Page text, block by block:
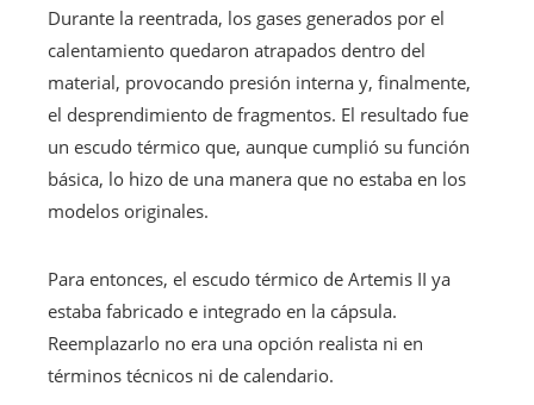
Durante la reentrada, los gases generados por el
calentamiento quedaron atrapados dentro del
material, provocando presión interna y, finalmente,
el desprendimiento de fragmentos. El resultado fue
un escudo térmico que, aunque cumplió su función
básica, lo hizo de una manera que no estaba en los
modelos originales.
Para entonces, el escudo térmico de Artemis II ya
estaba fabricado e integrado en la cápsula.
Reemplazarlo no era una opción realista ni en
términos técnicos ni de calendario.